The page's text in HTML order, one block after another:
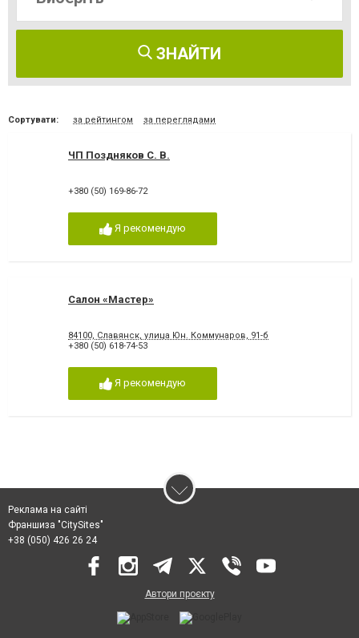
ЗНАЙТИ
Сортувати: за рейтингом за переглядами
ЧП Поздняков С. В.
+380 (50) 169-86-72
Я рекомендую
Салон «Мастер»
84100, Славянск, улица Юн. Коммунаров, 91-б
+380 (50) 618-74-53
Я рекомендую
Реклама на сайті
Франшиза "CitySites"
+38 (050) 426 26 24
Автори проєкту